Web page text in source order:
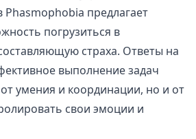
Phasmophobia предлагает
погрузиться в
страха. Ответы на
выполнение задач
умения и координации, но и от
свои эмоции и